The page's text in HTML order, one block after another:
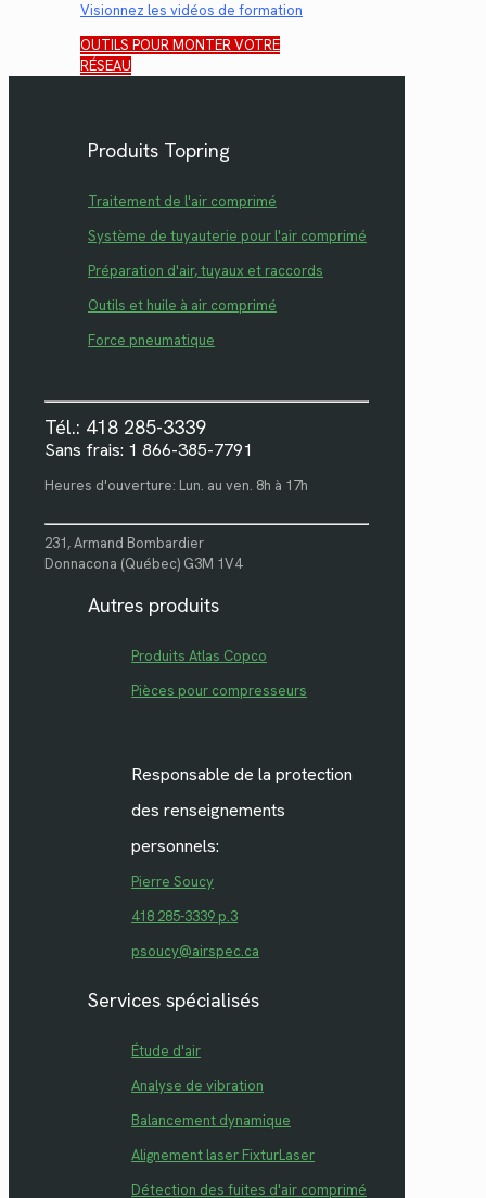
Visionnez les vidéos de formation
OUTILS POUR MONTER VOTRE
RÉSEAU
Produits Topring
Traitement de l'air comprimé
Système de tuyauterie pour l'air comprimé
Préparation d'air, tuyaux et raccords
Outils et huile à air comprimé
Force pneumatique
Tél.: 418 285-3339
Sans frais: 1 866-385-7791
Heures d'ouverture: Lun. au ven. 8h à 17h
231, Armand Bombardier
Donnacona (Québec) G3M 1V4
Autres produits
Produits Atlas Copco
Pièces pour compresseurs
Responsable de la protection
des renseignements
personnels:
Pierre Soucy
418 285-3339 p.3
psoucy@airspec.ca
Services spécialisés
Étude d'air
Analyse de vibration
Balancement dynamique
Alignement laser FixturLaser
Détection des fuites d'air comprimé